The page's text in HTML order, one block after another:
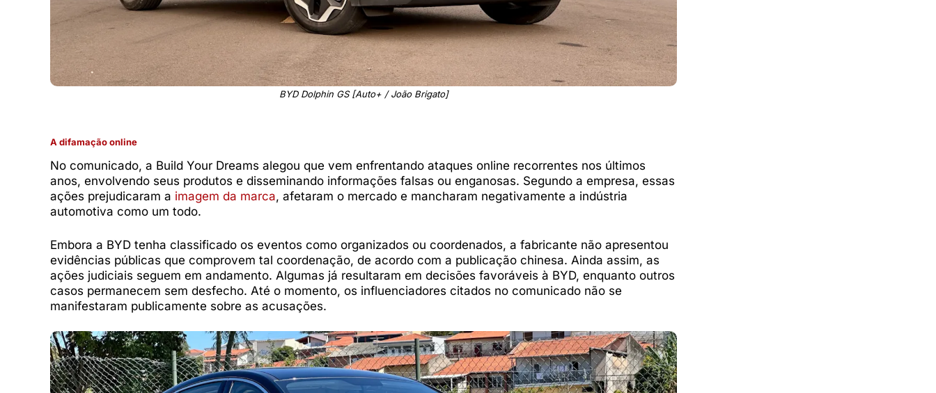
BYD Dolphin GS [Auto+ / João Brigato]
A difamação online
No comunicado, a Build Your Dreams alegou que vem enfrentando ataques online recorrentes nos últimos
anos, envolvendo seus produtos e disseminando informações falsas ou enganosas. Segundo a empresa, essas
ações prejudicaram a imagem da marca, afetaram o mercado e mancharam negativamente a indústria
automotiva como um todo.
Embora a BYD tenha classificado os eventos como organizados ou coordenados, a fabricante não apresentou
evidências públicas que comprovem tal coordenação, de acordo com a publicação chinesa. Ainda assim, as
ações judiciais seguem em andamento. Algumas já resultaram em decisões favoráveis à BYD, enquanto outros
casos permanecem sem desfecho. Até o momento, os influenciadores citados no comunicado não se
manifestaram publicamente sobre as acusações.